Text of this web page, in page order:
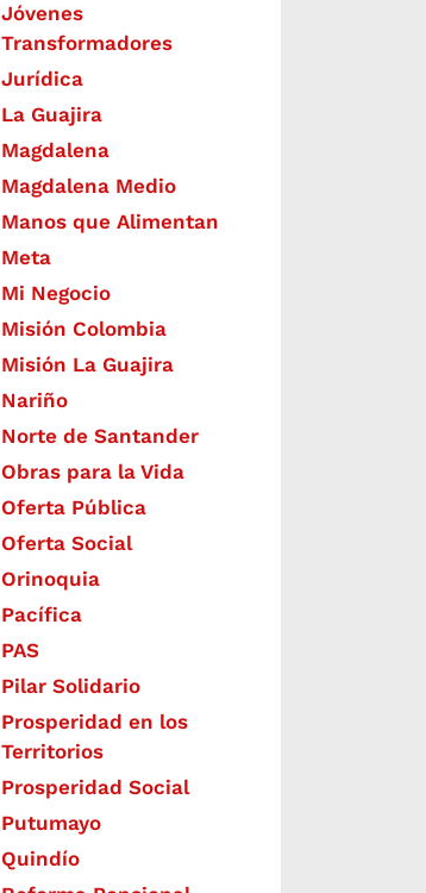
Jóvenes
Transformadores
Jurídica
La Guajira
Magdalena
Magdalena Medio
Manos que Alimentan
Meta
Mi Negocio
Misión Colombia
Misión La Guajira
Nariño
Norte de Santander
Obras para la Vida
Oferta Pública
Oferta Social​​
Orinoquia
Pacífica
PAS
Pilar Solidario
Prosperidad en los
Territorios
Prosperidad Social
Putumayo
Quindío